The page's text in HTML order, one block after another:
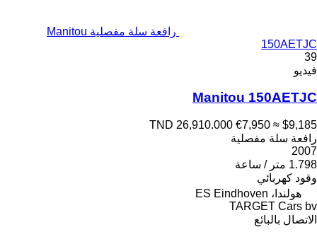
رافعة سلة مفصلية Manitou
150AETJC
39
فيديو
Manitou 150AETJC
TND 26,910.000 €7,950 ≈ $9,185
رافعة سلة مفصلية
2007
1.798 متر / ساعة
وقود كهربائي
هولندا، ES Eindhoven
TARGET Cars bv
الاتصال بالبائع